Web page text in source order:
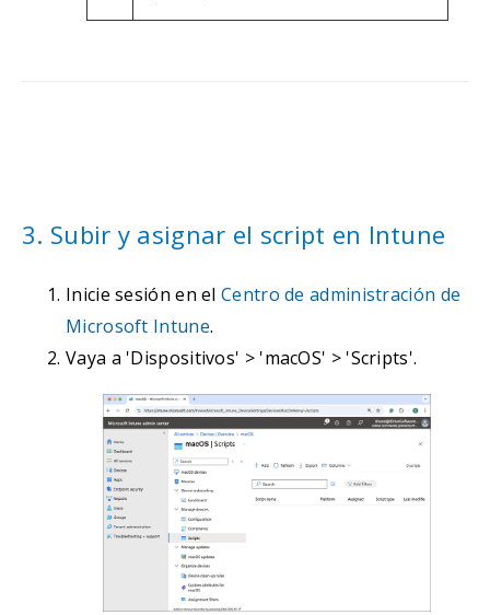
3. Subir y asignar el script en Intune
Inicie sesión en elCentro de administración de
Microsoft Intune.
Vaya a 'Dispositivos' > 'macOS' > 'Scripts'.